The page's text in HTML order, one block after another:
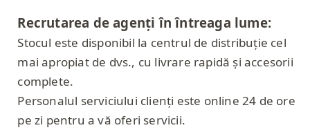
Recrutarea de agenți în întreaga lume:
Stocul este disponibil la centrul de distribuție cel
mai apropiat de dvs., cu livrare rapidă și accesorii
complete.
Personalul serviciului clienți este online 24 de ore
pe zi pentru a vă oferi servicii.